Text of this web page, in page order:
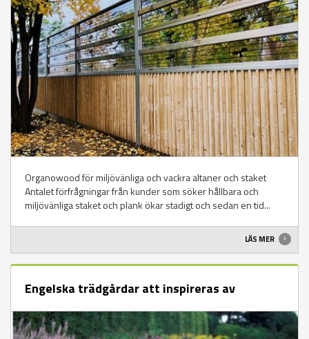
Organowood för miljövänliga och vackra altaner och staket
Antalet förfrågningar från kunder som söker hållbara och
miljövänliga staket och plank ökar stadigt och sedan en tid...
LÄS MER
Engelska trädgårdar att inspireras av